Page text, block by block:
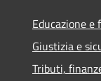
Educazione e
Giustizia e
Tributi,